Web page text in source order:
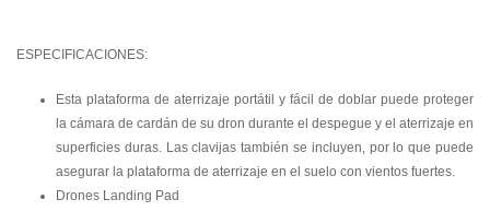
ESPECIFICACIONES:
Esta plataforma de aterrizaje portátil y fácil de doblar puede proteger
la cámara de cardán de su dron durante el despegue y el aterrizaje en
superficies duras. Las clavijas también se incluyen, por lo que puede
asegurar la plataforma de aterrizaje en el suelo con vientos fuertes.
Drones Landing Pad